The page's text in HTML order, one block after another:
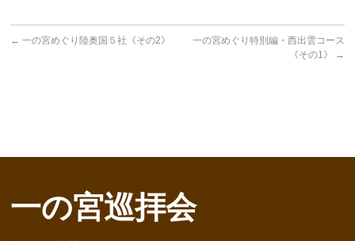
← 一の宮めぐり陸奥国５社《その2》
一の宮めぐり特別編・西出雲コース
《その1》
→
一の宮巡拝会